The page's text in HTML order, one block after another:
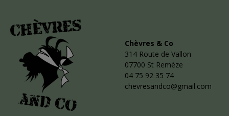
Chèvres & Co
314 Route de Vallon
07700 St Remèze
04 75 92 35 74
chevresandco@gmail.com